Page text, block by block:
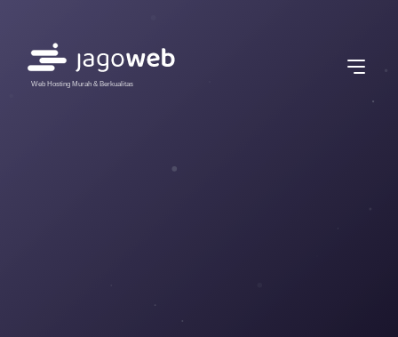
Web Hosting Murah & Berkualitas